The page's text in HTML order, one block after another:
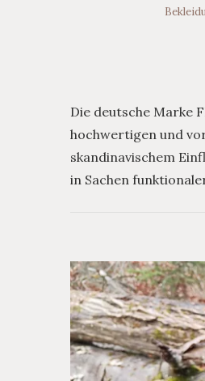
Die deutsche Marke
hochwertigen und
skandinavischem
in Sachen